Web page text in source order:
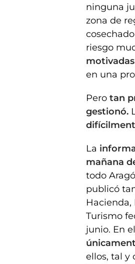
ninguna
zona de
riesgo
en una
Pero tan
gestionó.
La
mañana
todo
publicó
Turismo
junio. En
ellos, tal y